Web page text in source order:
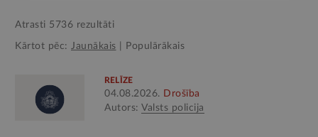
Atrasti 5736 rezultāti
Kārtot pēc: Jaunākais Populārākais
RELĪZE
04.08.2026. Drošība
Autors: Valsts policija